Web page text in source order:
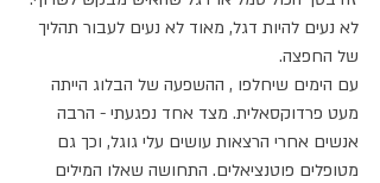
לא נעים להיות דגל, מאוד לא נעים לעבור תהליך
של החפצה.
עם הימים שיחלפו , ההשפעה של הבלוג הייתה
מעט פרדוקסאלית. מצד אחד נפגעתי - הרבה
אנשים אחרי הרצאות עושים עלי גוגל, וכך גם
מטופלים פוטנציאלים. התחושה שאלו המילים